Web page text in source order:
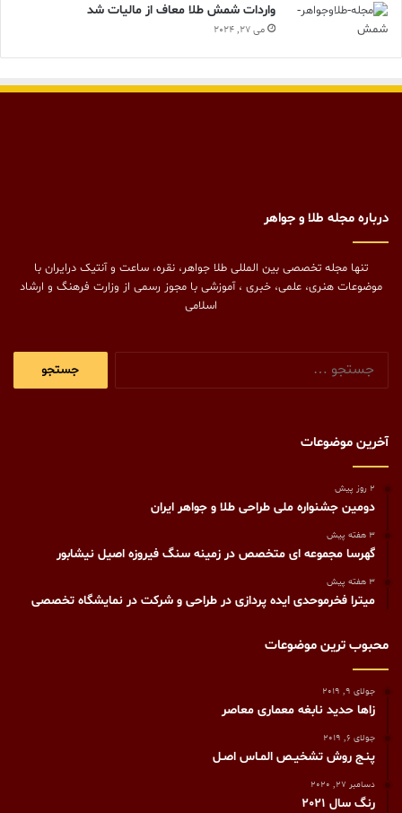
واردات شمش طلا معاف از مالیات شد
می 27, 2024
درباره مجله طلا و جواهر
تنها مجله تخصصی بین المللی طلا جواهر، نقره، ساعت و آنتیک درایران با
موضوعات هنری، علمی، خبری ، آموزشی با مجوز رسمی از وزارت فرهنگ و ارشاد
اسلامی
آخرین موضوعات
2 روز پیش
دومین جشنواره ملی طراحی طلا و جواهر ایران
3 هفته پیش
گهرسا مجموعه ای متخصص در زمینه سنگ فیروزه اصیل نیشابور
3 هفته پیش
میترا فخرموحدی ایده پردازی در طراحی و شرکت در نمایشگاه تخصصی
محبوب ترین موضوعات
جولای 9, 2019
زاها حديد نابغه معماری معاصر
جولای 6, 2019
پنـج روش تشخيـص المـاس اصـل
دسامبر 27, 2020
رنگ سال 2021